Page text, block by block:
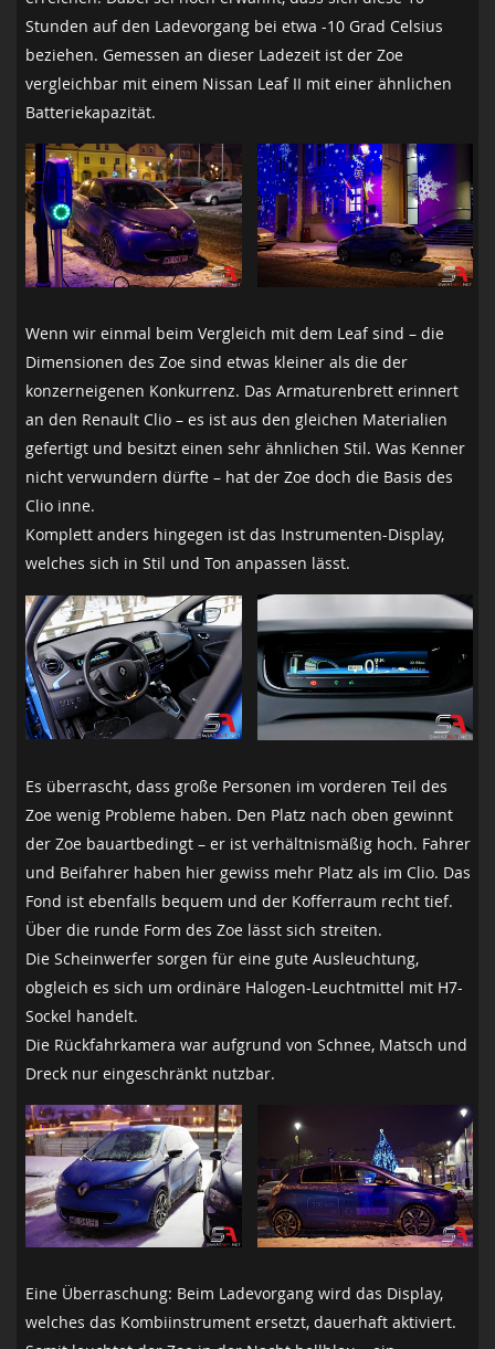
Stunden auf den Ladevorgang bei etwa -10 Grad Celsius
beziehen. Gemessen an dieser Ladezeit ist der Zoe
vergleichbar mit einem Nissan Leaf II mit einer ähnlichen
Batteriekapazität.
Wenn wir einmal beim Vergleich mit dem Leaf sind – die
Dimensionen des Zoe sind etwas kleiner als die der
konzerneigenen Konkurrenz. Das Armaturenbrett erinnert
an den Renault Clio – es ist aus den gleichen Materialien
gefertigt und besitzt einen sehr ähnlichen Stil. Was Kenner
nicht verwundern dürfte – hat der Zoe doch die Basis des
Clio inne.
Komplett anders hingegen ist das Instrumenten-Display,
welches sich in Stil und Ton anpassen lässt.
Es überrascht, dass große Personen im vorderen Teil des
Zoe wenig Probleme haben. Den Platz nach oben gewinnt
der Zoe bauartbedingt – er ist verhältnismäßig hoch. Fahrer
und Beifahrer haben hier gewiss mehr Platz als im Clio. Das
Fond ist ebenfalls bequem und der Kofferraum recht tief.
Über die runde Form des Zoe lässt sich streiten.
Die Scheinwerfer sorgen für eine gute Ausleuchtung,
obgleich es sich um ordinäre Halogen-Leuchtmittel mit H7-
Sockel handelt.
Die Rückfahrkamera war aufgrund von Schnee, Matsch und
Dreck nur eingeschränkt nutzbar.
Eine Überraschung: Beim Ladevorgang wird das Display,
welches das Kombiinstrument ersetzt, dauerhaft aktiviert.